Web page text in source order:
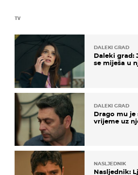
TV
DALEKI GRAD
Daleki grad:
se miješa u
DALEKI GRAD
Drago mu je
vrijeme uz
NASLJEDNIK
Nasljednik: